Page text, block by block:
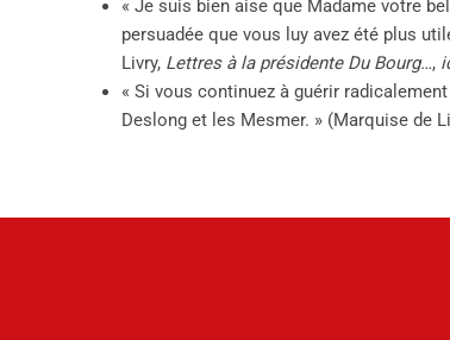
« Je suis bien aise que Madame votre
persuadée que vous luy avez été plus
Livry, Lettres à la présidente Du Bourg…,
« Si vous continuez à guérir
Deslong et les Mesmer. » (Marquise de